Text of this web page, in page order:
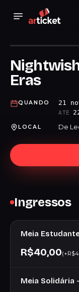
Eras
QUANDO 21
ATÉ
LOCAL De
Ingressos
Meia
R$40,00
Meia Solidária